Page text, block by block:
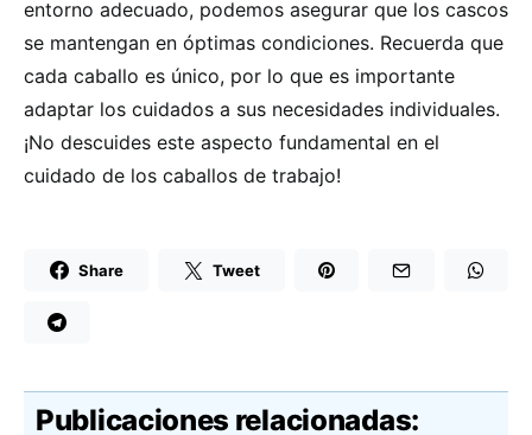
entorno adecuado, podemos asegurar que los cascos
se mantengan en óptimas condiciones. Recuerda que
cada caballo es único, por lo que es importante
adaptar los cuidados a sus necesidades individuales.
¡No descuides este aspecto fundamental en el
cuidado de los caballos de trabajo!
Share Tweet
Publicaciones relacionadas: